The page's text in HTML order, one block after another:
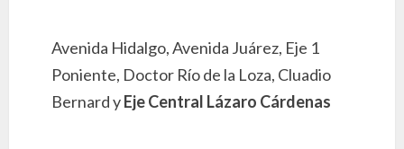
Avenida Hidalgo, Avenida Juárez, Eje 1
Poniente, Doctor Río de la Loza, Cluadio
Bernard yEje Central Lázaro Cárdenas